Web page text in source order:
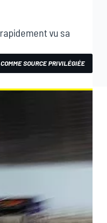
vu sa
SOURCE PRIVILÉGIÉE